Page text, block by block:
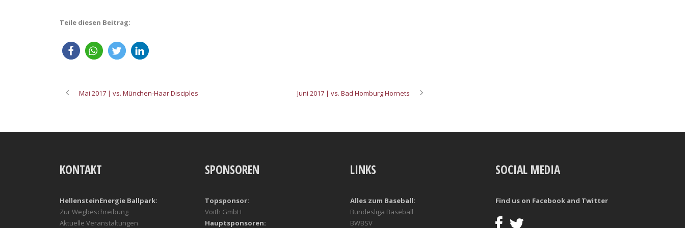
Teile diesen Beitrag:
Mai 2017 | vs. München-Haar Disciples Juni 2017 | vs. Bad Homburg Hornets
KONTAKT
HellensteinEnergie Ballpark:
Zur Wegbeschreibung
Aktuelle Veranstaltungen
SPONSOREN
Topsponsor:
Voith GmbH
Hauptsponsoren:
LINKS
Alles zum Baseball:
Bundesliga Baseball
BWBSV
SOCIAL MEDIA
Find us on Facebook and Twitter